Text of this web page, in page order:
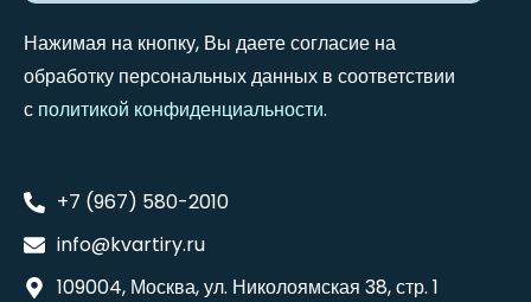
Нажимая на кнопку, Вы даете согласие на
обработку персональных данных в соответствии
с политикой конфиденциальности.
+7 (967) 580-2010
info@kvartiry.ru
109004, Москва, ул. Николоямская 38, стр. 1